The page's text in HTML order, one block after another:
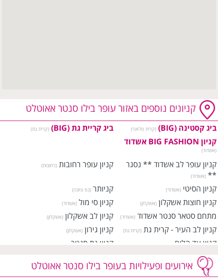
קניונים נוספים באזור עופר בילו סנטר אאוטלט
ביג קסטינה (BIG) (קרית מלאכי) ביג קריית גת (BIG) (קרית גת)
קניון BIG FASHION אשדוד
(אשדוד)
קניון עופר לב אשדוד ** נסגר
** (אשדוד)
קניון עופר רחובות (רחובות)
קניון הסיטי (אשדוד) קניותר (נס ציונה)
קניון חוצות אשקלון (אשקלון) קניון סי מול (אשדוד)
מתחם סטאר סנטר אשדוד (אשדוד) קניון לב אשקלון (אשקלון)
קניון לב העיר - קרית גת (קרית גת) קניון גירון (אשקלון)
קניון עד הלום קניון גת סנטר
קניון רמלוד
ישפרו סנטר קרית גת (קרית גת) ישפרו סנטר נס ציונה (נס ציונה)
אירועים ופעילויות בעופר בילו סנטר אאוטלט